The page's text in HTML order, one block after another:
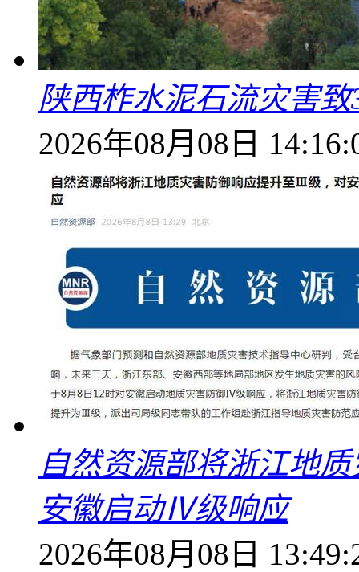
陕西柞水泥石流灾害
2026年08月08日
自然资源部将浙江地
安徽启动Ⅳ级响应
2026年08月08日